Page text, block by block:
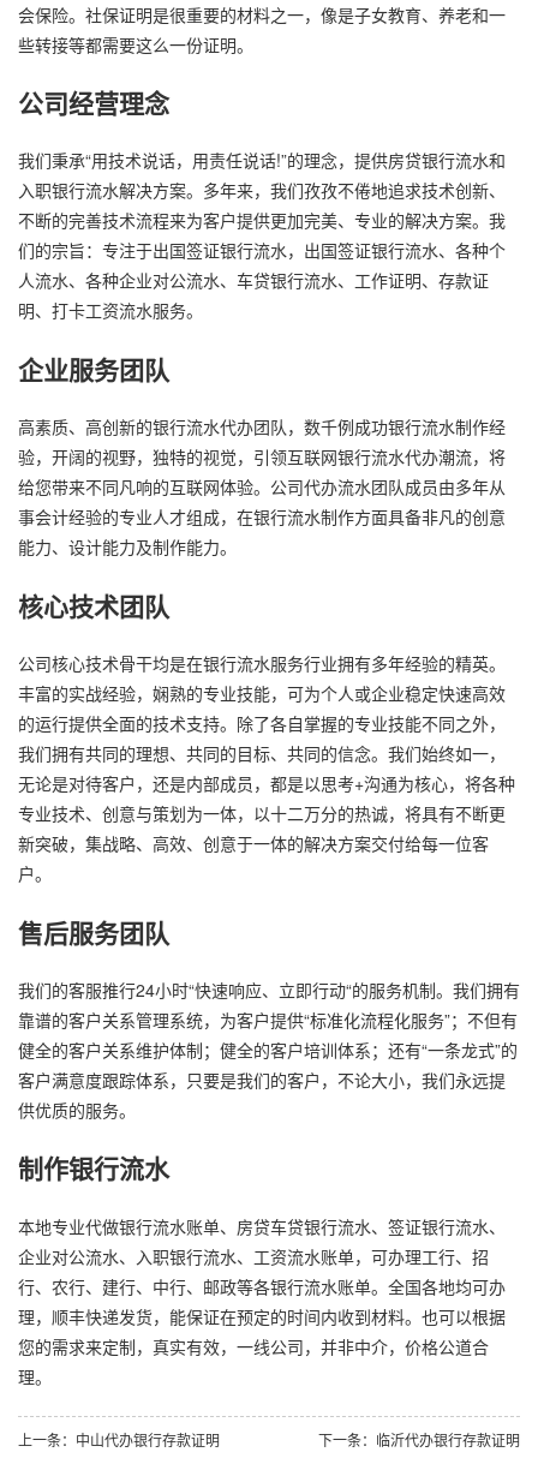
会保险。社保证明是很重要的材料之一，像是子女教育、养老和一
些转接等都需要这么一份证明。
公司经营理念
我们秉承“用技术说话，用责任说话!”的理念，提供房贷银行流水和
入职银行流水解决方案。多年来，我们孜孜不倦地追求技术创新、
不断的完善技术流程来为客户提供更加完美、专业的解决方案。我
们的宗旨：专注于出国签证银行流水，出国签证银行流水、各种个
人流水、各种企业对公流水、车贷银行流水、工作证明、存款证
明、打卡工资流水服务。
企业服务团队
高素质、高创新的银行流水代办团队，数千例成功银行流水制作经
验，开阔的视野，独特的视觉，引领互联网银行流水代办潮流，将
给您带来不同凡响的互联网体验。公司代办流水团队成员由多年从
事会计经验的专业人才组成，在银行流水制作方面具备非凡的创意
能力、设计能力及制作能力。
核心技术团队
公司核心技术骨干均是在银行流水服务行业拥有多年经验的精英。
丰富的实战经验，娴熟的专业技能，可为个人或企业稳定快速高效
的运行提供全面的技术支持。除了各自掌握的专业技能不同之外，
我们拥有共同的理想、共同的目标、共同的信念。我们始终如一，
无论是对待客户，还是内部成员，都是以思考+沟通为核心，将各种
专业技术、创意与策划为一体，以十二万分的热诚，将具有不断更
新突破，集战略、高效、创意于一体的解决方案交付给每一位客
户。
售后服务团队
我们的客服推行24小时“快速响应、立即行动“的服务机制。我们拥有
靠谱的客户关系管理系统，为客户提供“标准化流程化服务”；不但有
健全的客户关系维护体制；健全的客户培训体系；还有“一条龙式”的
客户满意度跟踪体系，只要是我们的客户，不论大小，我们永远提
供优质的服务。
制作银行流水
本地专业代做银行流水账单、房贷车贷银行流水、签证银行流水、
企业对公流水、入职银行流水、工资流水账单，可办理工行、招
行、农行、建行、中行、邮政等各银行流水账单。全国各地均可办
理，顺丰快递发货，能保证在预定的时间内收到材料。也可以根据
您的需求来定制，真实有效，一线公司，并非中介，价格公道合
理。
上一条：中山代办银行存款证明 下一条：临沂代办银行存款证明